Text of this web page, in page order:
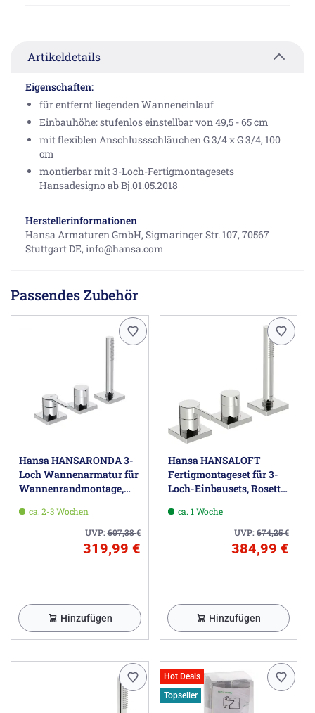
Artikeldetails
Eigenschaften:
für entfernt liegenden Wanneneinlauf
Einbauhöhe: stufenlos einstellbar von 49,5 - 65 cm
mit flexiblen Anschlussschläuchen G 3/4 x G 3/4, 100
cm
montierbar mit 3-Loch-Fertigmontagesets
Hansadesigno ab Bj.01.05.2018
Herstellerinformationen
Hansa Armaturen GmbH, Sigmaringer Str. 107, 70567
Stuttgart DE, info@hansa.com
Passendes Zubehör
Hansa HANSARONDA 3-
Loch Wannenarmatur für
Wannenrandmontage,
ca. 2-3 Wochen
UVP:607,38€
319,99 €
Hinzufügen
Hansa HANSALOFT
Fertigmontageset für 3-
Loch-Einbausets, Rosette
ca. 1 Woche
UVP:674,25€
384,99 €
Hinzufügen
Hot Deals
Topseller